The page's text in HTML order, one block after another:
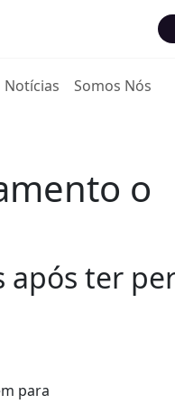
Notícias Somos Nós
o
após ter
para